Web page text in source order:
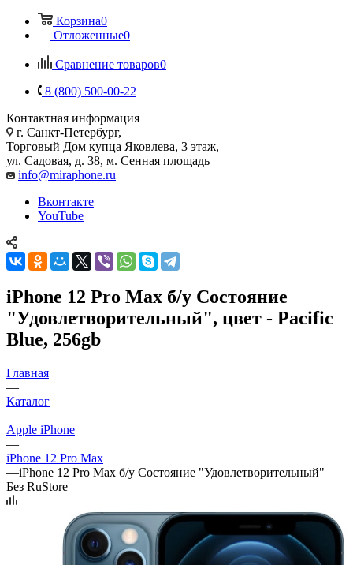
Корзина0
Отложенные0
Сравнение товаров0
8 (800) 500-00-22
Контактная информация
г. Санкт-Петербург,
Торговый Дом купца Яковлева, 3 этаж,
ул. Садовая, д. 38, м. Сенная площадь
info@miraphone.ru
Вконтакте
YouTube
iPhone 12 Pro Max б/у Состояние
"Удовлетворительный", цвет - Pacific
Blue, 256gb
Главная
—
Каталог
—
Apple iPhone
—
iPhone 12 Pro Max
—iPhone 12 Pro Max б/у Состояние "Удовлетворительный"
Без RuStore